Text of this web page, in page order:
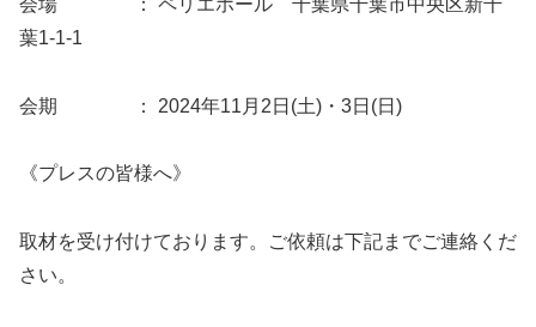
葉1-1-1
会期 ： 2024年11月2日(土)・3日(日)
《プレスの皆様へ》
取材を受け付けております。ご依頼は下記までご連絡くだ
さい。